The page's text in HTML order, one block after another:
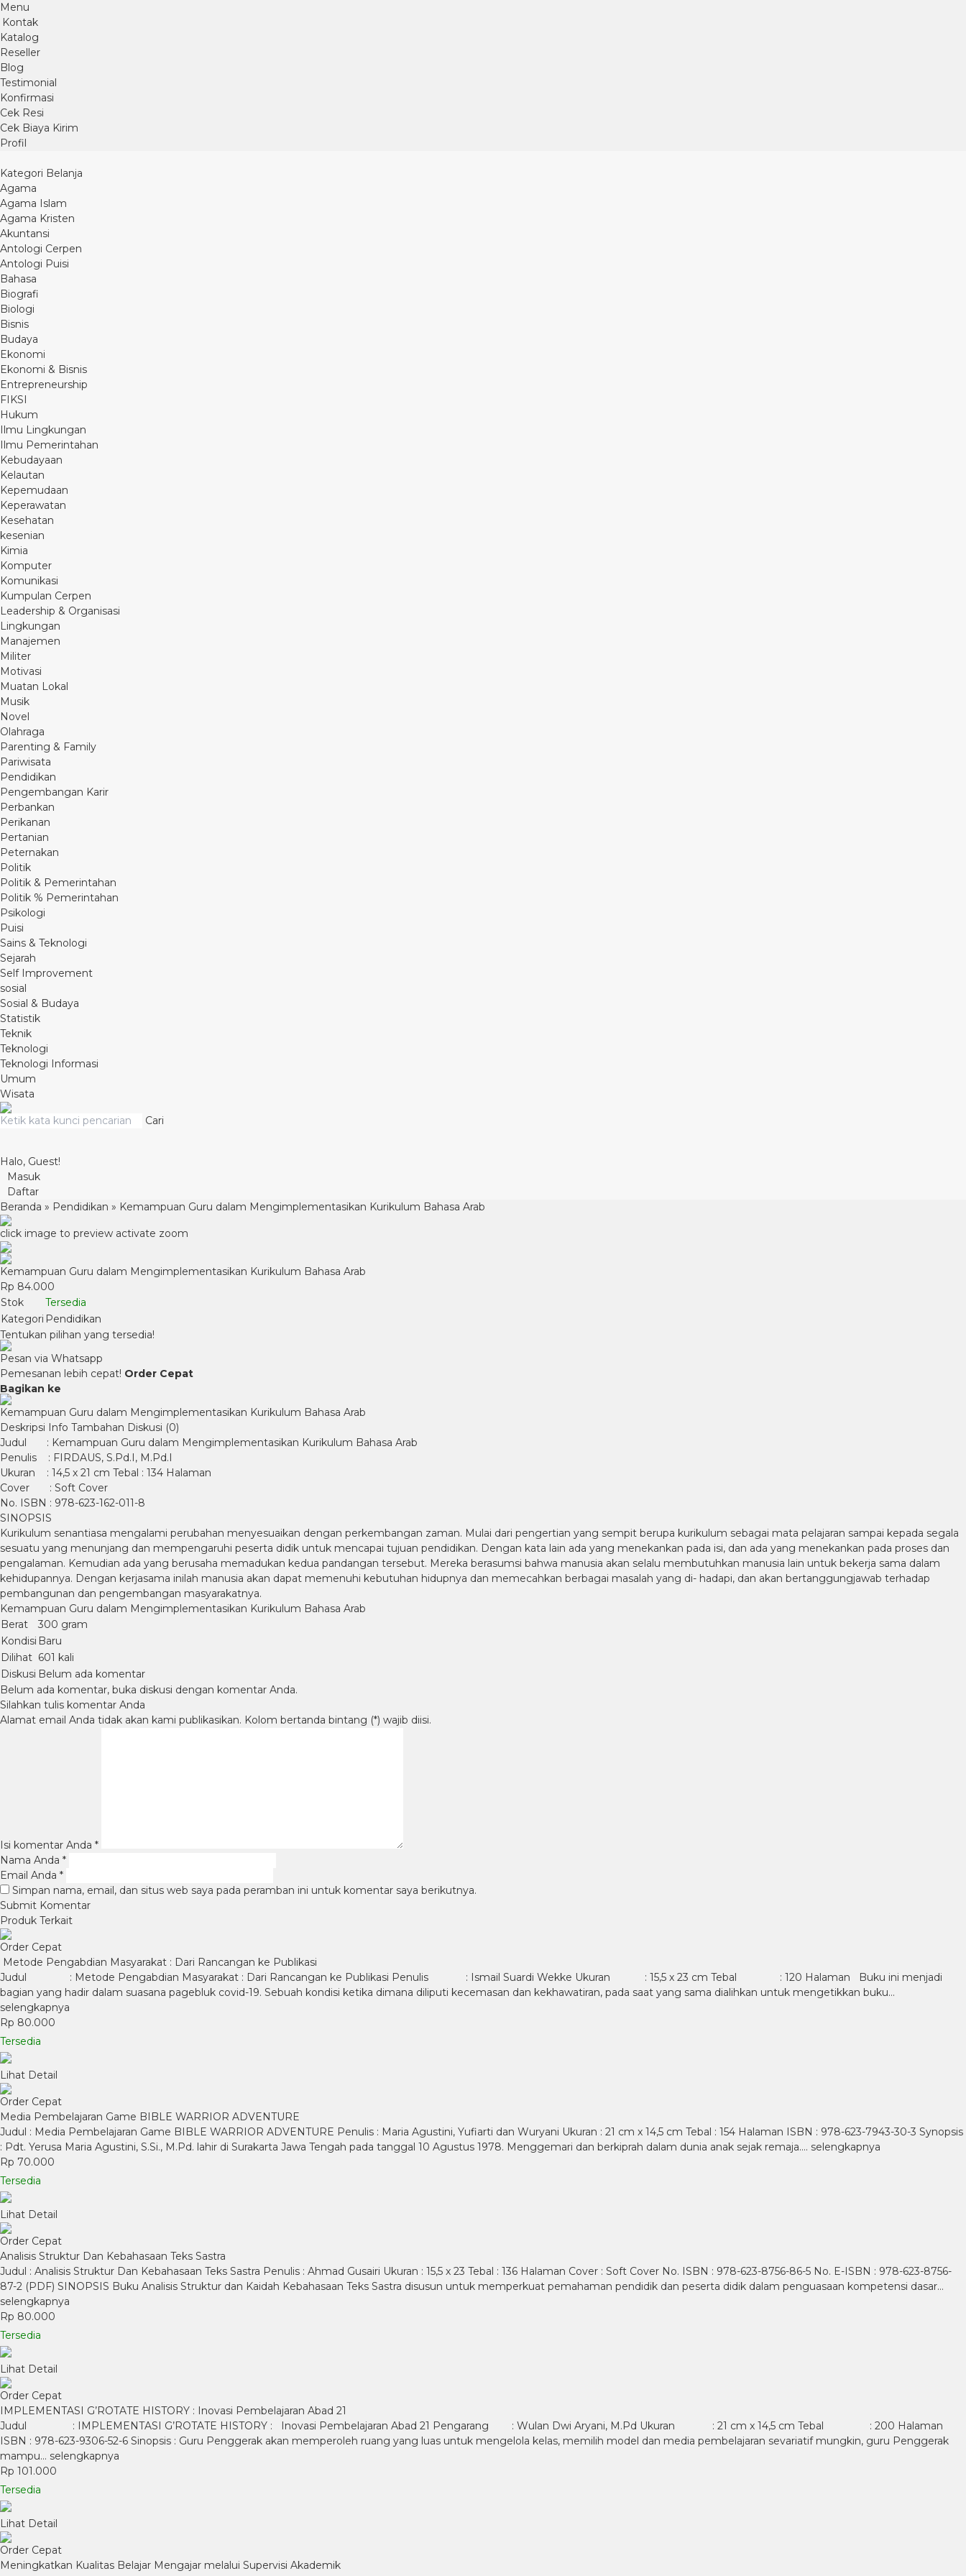
Menu
Kontak
Katalog
Reseller
Blog
Testimonial
Konfirmasi
Cek Resi
Cek Biaya Kirim
Profil
Kategori Belanja
Agama
Agama Islam
Agama Kristen
Akuntansi
Antologi Cerpen
Antologi Puisi
Bahasa
Biografi
Biologi
Bisnis
Budaya
Ekonomi
Ekonomi & Bisnis
Entrepreneurship
FIKSI
Hukum
Ilmu Lingkungan
Ilmu Pemerintahan
Kebudayaan
Kelautan
Kepemudaan
Keperawatan
Kesehatan
kesenian
Kimia
Komputer
Komunikasi
Kumpulan Cerpen
Leadership & Organisasi
Lingkungan
Manajemen
Militer
Motivasi
Muatan Lokal
Musik
Novel
Olahraga
Parenting & Family
Pariwisata
Pendidikan
Pengembangan Karir
Perbankan
Perikanan
Pertanian
Peternakan
Politik
Politik & Pemerintahan
Politik % Pemerintahan
Psikologi
Puisi
Sains & Teknologi
Sejarah
Self Improvement
sosial
Sosial & Budaya
Statistik
Teknik
Teknologi
Teknologi Informasi
Umum
Wisata
Cari
Halo, Guest!
Masuk
Daftar
Beranda » Pendidikan » Kemampuan Guru dalam Mengimplementasikan Kurikulum Bahasa Arab
click image to preview activate zoom
Kemampuan Guru dalam Mengimplementasikan Kurikulum Bahasa Arab
Rp 84.000
Stok
Tersedia
Kategori Pendidikan
Tentukan pilihan yang tersedia!
Pesan via Whatsapp
Pemesanan lebih cepat! Order Cepat
Bagikan ke
Kemampuan Guru dalam Mengimplementasikan Kurikulum Bahasa Arab
Deskripsi Info Tambahan Diskusi (0)
Judul : Kemampuan Guru dalam Mengimplementasikan Kurikulum Bahasa Arab
Penulis : FIRDAUS, S.Pd.I, M.Pd.I
Ukuran : 14,5 x 21 cm Tebal : 134 Halaman
Cover : Soft Cover
No. ISBN : 978-623-162-011-8
SINOPSIS
Kurikulum senantiasa mengalami perubahan menyesuaikan dengan perkembangan zaman. Mulai dari pengertian yang sempit berupa kurikulum sebagai mata pelajaran sampai kepada segala
sesuatu yang menunjang dan mempengaruhi peserta didik untuk mencapai tujuan pendidikan. Dengan kata lain ada yang menekankan pada isi, dan ada yang menekankan pada proses dan
pengalaman. Kemudian ada yang berusaha memadukan kedua pandangan tersebut. Mereka berasumsi bahwa manusia akan selalu membutuhkan manusia lain untuk bekerja sama dalam
kehidupannya. Dengan kerjasama inilah manusia akan dapat memenuhi kebutuhan hidupnya dan memecahkan berbagai masalah yang di- hadapi, dan akan bertanggungjawab terhadap
pembangunan dan pengembangan masyarakatnya.
Kemampuan Guru dalam Mengimplementasikan Kurikulum Bahasa Arab
Berat
300 gram
Kondisi Baru
Dilihat 601 kali
Diskusi Belum ada komentar
Belum ada komentar, buka diskusi dengan komentar Anda.
Silahkan tulis komentar Anda
Alamat email Anda tidak akan kami publikasikan. Kolom bertanda bintang (*) wajib diisi.
Isi komentar Anda *
Nama Anda *
Email Anda *
Simpan nama, email, dan situs web saya pada peramban ini untuk komentar saya berikutnya.
Produk Terkait
Order Cepat
Metode Pengabdian Masyarakat : Dari Rancangan ke Publikasi
Judul : Metode Pengabdian Masyarakat : Dari Rancangan ke Publikasi Penulis : Ismail Suardi Wekke Ukuran : 15,5 x 23 cm Tebal : 120 Halaman Buku ini menjadi
bagian yang hadir dalam suasana pagebluk covid-19. Sebuah kondisi ketika dimana diliputi kecemasan dan kekhawatiran, pada saat yang sama dialihkan untuk mengetikkan buku…
selengkapnya
Rp 80.000
Tersedia
Lihat Detail
Order Cepat
Media Pembelajaran Game BIBLE WARRIOR ADVENTURE
Judul : Media Pembelajaran Game BIBLE WARRIOR ADVENTURE Penulis : Maria Agustini, Yufiarti dan Wuryani Ukuran : 21 cm x 14,5 cm Tebal : 154 Halaman ISBN : 978-623-7943-30-3 Synopsis
: Pdt. Yerusa Maria Agustini, S.Si., M.Pd. lahir di Surakarta Jawa Tengah pada tanggal 10 Agustus 1978. Menggemari dan berkiprah dalam dunia anak sejak remaja…. selengkapnya
Rp 70.000
Tersedia
Lihat Detail
Order Cepat
Analisis Struktur Dan Kebahasaan Teks Sastra
Judul : Analisis Struktur Dan Kebahasaan Teks Sastra Penulis : Ahmad Gusairi Ukuran : 15,5 x 23 Tebal : 136 Halaman Cover : Soft Cover No. ISBN : 978-623-8756-86-5 No. E-ISBN : 978-623-8756-
87-2 (PDF) SINOPSIS Buku Analisis Struktur dan Kaidah Kebahasaan Teks Sastra disusun untuk memperkuat pemahaman pendidik dan peserta didik dalam penguasaan kompetensi dasar…
selengkapnya
Rp 80.000
Tersedia
Lihat Detail
Order Cepat
IMPLEMENTASI G’ROTATE HISTORY : Inovasi Pembelajaran Abad 21
Judul : IMPLEMENTASI G’ROTATE HISTORY : Inovasi Pembelajaran Abad 21 Pengarang : Wulan Dwi Aryani, M.Pd Ukuran : 21 cm x 14,5 cm Tebal : 200 Halaman
ISBN : 978-623-9306-52-6 Sinopsis : Guru Penggerak akan memperoleh ruang yang luas untuk mengelola kelas, memilih model dan media pembelajaran sevariatif mungkin, guru Penggerak
mampu… selengkapnya
Rp 101.000
Tersedia
Lihat Detail
Order Cepat
Meningkatkan Kualitas Belajar Mengajar melalui Supervisi Akademik